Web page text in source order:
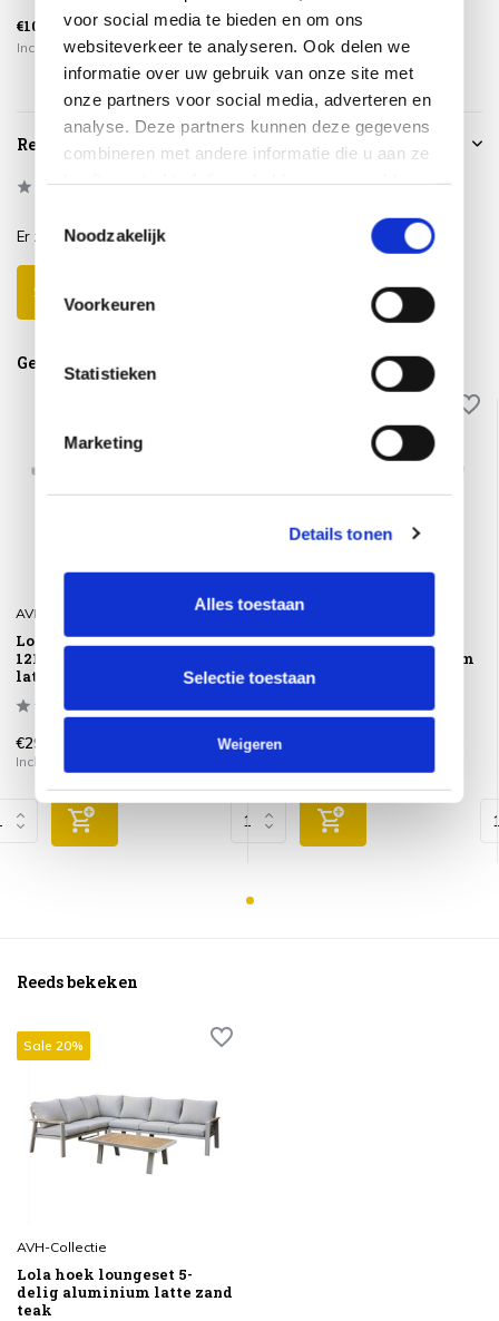
voor social media te bieden en om ons
websiteverkeer te analyseren. Ook delen we
informatie over uw gebruik van onze site met
onze partners voor social media, adverteren en
analyse. Deze partners kunnen deze gegevens
combineren met andere informatie die u aan ze
Noodzakelijk
Voorkeuren
Statistieken
Marketing
Details tonen
Alles toestaan
Selectie toestaan
Weigeren
€109,95
Incl. btw
€39,95
Incl. btw Incl. btw
Reviews
0/5 Based on 0 reviews
Er zijn nog geen reviews geschreven over dit product..
Schrijf je eigen review
Gerelateerde producten
AVH-Collectie
Lola lounge tuintafel
121x60xH39 cm aluminium
latte - teak
€299,00
Incl. btw
AVH-Collectie
Lola lounge tuintafel
121x60xH39 cm aluminium
latte - teak
€299,00
Reeds bekeken
Sale 20%
AVH-Collectie
Lola hoek loungeset 5-
delig aluminium latte zand
teak